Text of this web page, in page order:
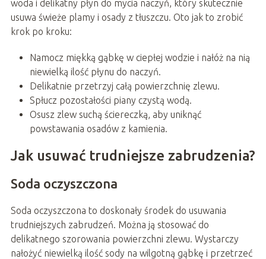
woda i delikatny płyn do mycia naczyń, który skutecznie
usuwa świeże plamy i osady z tłuszczu. Oto jak to zrobić
krok po kroku:
Namocz miękką gąbkę w ciepłej wodzie i nałóż na nią
niewielką ilość płynu do naczyń.
Delikatnie przetrzyj całą powierzchnię zlewu.
Spłucz pozostałości piany czystą wodą.
Osusz zlew suchą ściereczką, aby uniknąć
powstawania osadów z kamienia.
Jak usuwać trudniejsze zabrudzenia?
Soda oczyszczona
Soda oczyszczona to doskonały środek do usuwania
trudniejszych zabrudzeń. Można ją stosować do
delikatnego szorowania powierzchni zlewu. Wystarczy
nałożyć niewielką ilość sody na wilgotną gąbkę i przetrzeć